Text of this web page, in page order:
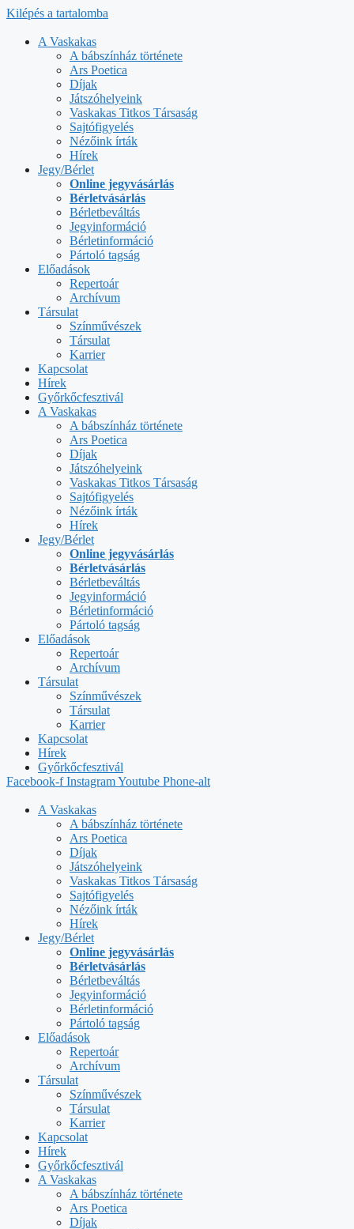
Kilépés a tartalomba
A Vaskakas
A bábszínház története
Ars Poetica
Díjak
Játszóhelyeink
Vaskakas Titkos Társaság
Sajtófigyelés
Nézőink írták
Hírek
Jegy/Bérlet
Online jegyvásárlás
Bérletvásárlás
Bérletbeváltás
Jegyinformáció
Bérletinformáció
Pártoló tagság
Előadások
Repertoár
Archívum
Társulat
Színművészek
Társulat
Karrier
Kapcsolat
Hírek
Győrkőcfesztivál
A Vaskakas
A bábszínház története
Ars Poetica
Díjak
Játszóhelyeink
Vaskakas Titkos Társaság
Sajtófigyelés
Nézőink írták
Hírek
Jegy/Bérlet
Online jegyvásárlás
Bérletvásárlás
Bérletbeváltás
Jegyinformáció
Bérletinformáció
Pártoló tagság
Előadások
Repertoár
Archívum
Társulat
Színművészek
Társulat
Karrier
Kapcsolat
Hírek
Győrkőcfesztivál
Facebook-f InstagramYoutube Phone-alt
A Vaskakas
A bábszínház története
Ars Poetica
Díjak
Játszóhelyeink
Vaskakas Titkos Társaság
Sajtófigyelés
Nézőink írták
Hírek
Jegy/Bérlet
Online jegyvásárlás
Bérletvásárlás
Bérletbeváltás
Jegyinformáció
Bérletinformáció
Pártoló tagság
Előadások
Repertoár
Archívum
Társulat
Színművészek
Társulat
Karrier
Kapcsolat
Hírek
Győrkőcfesztivál
A Vaskakas
A bábszínház története
Ars Poetica
Díjak